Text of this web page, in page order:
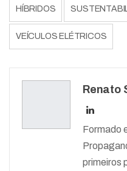
HÍBRIDOS
VEÍCULOS ELÉTRICOS
Renato
Formado
primeiros